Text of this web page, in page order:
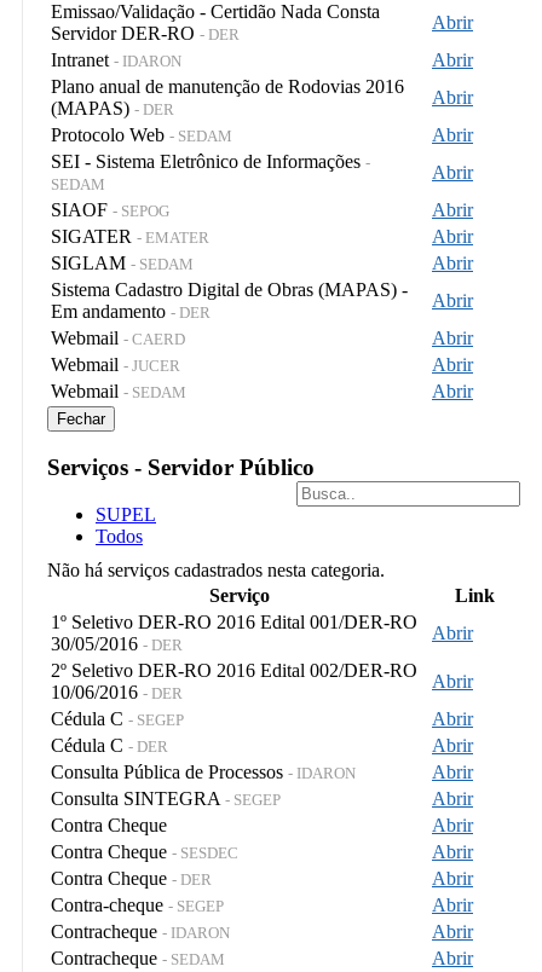
Emissao/Validação - Certidão Nada Consta
Servidor DER-RO - DER
Abrir
Intranet - IDARON
Abrir
Plano anual de manutenção de Rodovias 2016
(MAPAS) - DER
Abrir
Protocolo Web - SEDAM
Abrir
SEI - Sistema Eletrônico de Informações -
SEDAM
Abrir
SIAOF - SEPOG
Abrir
SIGATER - EMATER
Abrir
SIGLAM - SEDAM
Abrir
Sistema Cadastro Digital de Obras (MAPAS) -
Em andamento - DER
Abrir
Webmail - CAERD
Abrir
Webmail - JUCER
Abrir
Webmail - SEDAM Abrir
Fechar
Serviços - Servidor Público
SUPEL
Todos
Não há serviços cadastrados nesta categoria.
Serviço
Link
1º Seletivo DER-RO 2016 Edital 001/DER-RO
30/05/2016 - DER
Abrir
2º Seletivo DER-RO 2016 Edital 002/DER-RO
10/06/2016 - DER
Abrir
Cédula C - SEGEP
Abrir
Cédula C - DER
Abrir
Consulta Pública de Processos - IDARON
Abrir
Consulta SINTEGRA - SEGEP
Abrir
Contra Cheque
Abrir
Contra Cheque - SESDEC
Abrir
Contra Cheque - DER
Abrir
Contra-cheque - SEGEP
Abrir
Contracheque - IDARON
Abrir
Contracheque - SEDAM
Abrir